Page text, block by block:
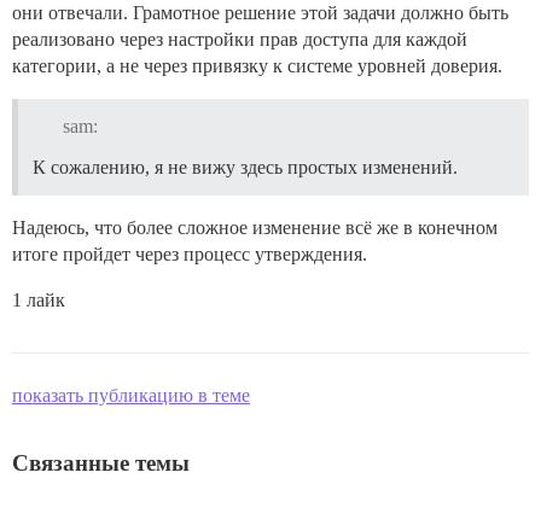
они отвечали. Грамотное решение этой задачи должно быть
реализовано через настройки прав доступа для каждой
категории, а не через привязку к системе уровней доверия.
sam:
К сожалению, я не вижу здесь простых изменений.
Надеюсь, что более сложное изменение всё же в конечном
итоге пройдет через процесс утверждения.
1 лайк
показать публикацию в теме
Связанные темы